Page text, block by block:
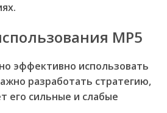
MP5
эффективно использовать
разработать стратегию,
его сильные и слабые